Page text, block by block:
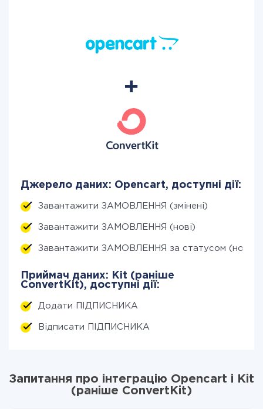
Джерело даних: Opencart, доступні дії:
Завантажити ЗАМОВЛЕННЯ (змінені)
Завантажити ЗАМОВЛЕННЯ (нові)
Завантажити ЗАМОВЛЕННЯ за статусом (нові)
Приймач даних: Kit (раніше
ConvertKit), доступні дії:
Додати ПІДПИСНИКА
Відписати ПІДПИСНИКА
Запитання про інтеграцію Opencart і Kit
(раніше ConvertKit)